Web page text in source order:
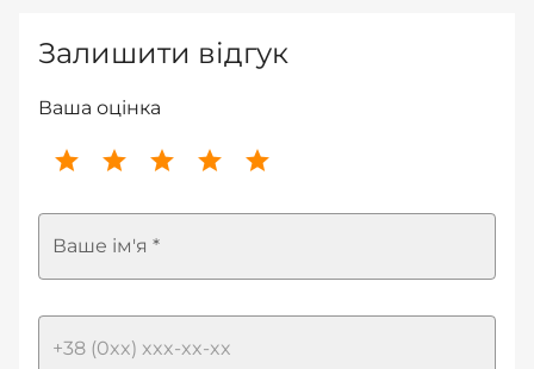
Залишити відгук
Ваша оцінка
Ваше ім'я *